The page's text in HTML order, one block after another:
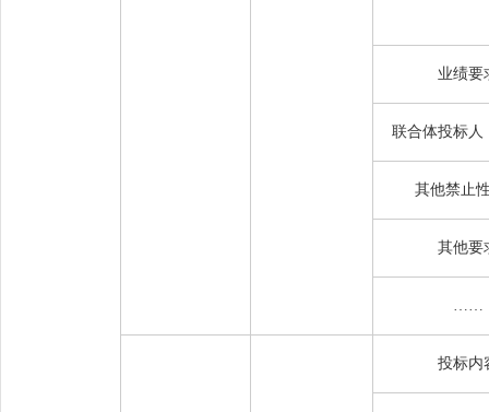
业绩要
联合体投标人
其他禁止
其他要
……
投标内